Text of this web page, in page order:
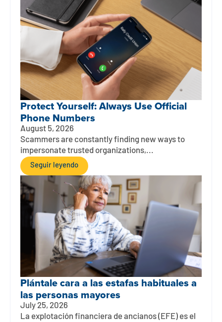
Protect Yourself: Always Use Official
Phone Numbers
August 5, 2026
Scammers are constantly finding new ways to
impersonate trusted organizations,...
Seguir leyendo
Plántale cara a las estafas habituales a
las personas mayores
July 25, 2026
La explotación financiera de ancianos (EFE) es el